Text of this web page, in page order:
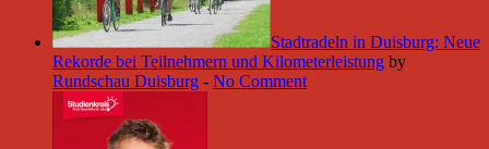
Stadtradeln in Duisburg: Neue
Rekorde bei Teilnehmern und Kilometerleistung by
Rundschau Duisburg - No Comment